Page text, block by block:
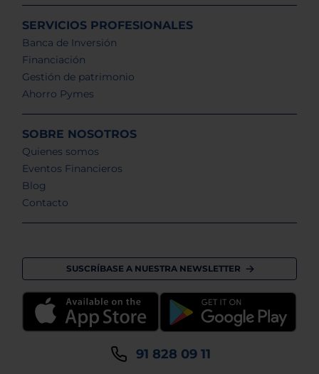
SERVICIOS PROFESIONALES
Banca de Inversión
Financiación
Gestión de patrimonio
Ahorro Pymes
SOBRE NOSOTROS
Quienes somos
Eventos Financieros
Blog
Contacto
SUSCRÍBASE A NUESTRA NEWSLETTER
91 828 09 11